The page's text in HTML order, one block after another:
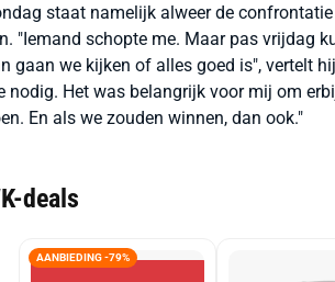
staat namelijk alweer de
"Iemand schopte me. Maar pas vrijdag
gaan we kijken of alles goed is", vertelt
nodig. Het was belangrijk voor mij om
En als we zouden winnen, dan ook."
deals
AANBIEDING -79%